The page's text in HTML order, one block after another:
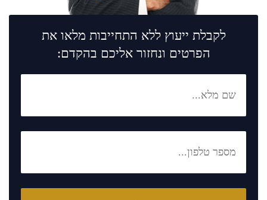
לקבלת ייעוץ ללא התחייבות מלאו את
הפרטים ונחזור אליכם בהקדם: